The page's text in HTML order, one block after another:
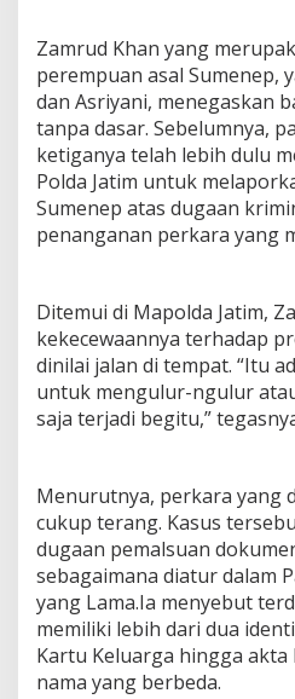
n
I
d
e
n
t
i
t
a
n
d
a
M
e
n
a
d
i
P
o
l
r
e
s
Zamrud Khan yang
perempuan asal Sumenep,
dan Asriyani, menegaskan
tanpa dasar. Sebelumnya,
ketiganya telah lebih dulu
Polda Jatim untuk
Sumenep atas dugaan
penanganan perkara yang
Ditemui di Mapolda Jatim,
kekecewaannya terhadap
dinilai jalan di tempat. “Itu
untuk mengulur-ngulur
saja terjadi begitu,”
Menurutnya, perkara yang
cukup terang. Kasus
dugaan pemalsuan
sebagaimana diatur dalam
yang Lama.Ia menyebut
memiliki lebih dari dua
Kartu Keluarga hingga
nama yang berbeda.